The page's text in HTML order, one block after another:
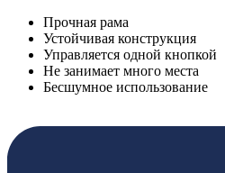
Прочная рама
Устойчивая конструкция
Управляется одной кнопкой
Не занимает много места
Бесшумное использование